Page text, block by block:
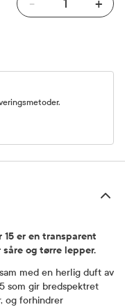
- +
er en transparent
og tørre lepper.
med en herlig duft av
som gir bredspektret
og forhindrer